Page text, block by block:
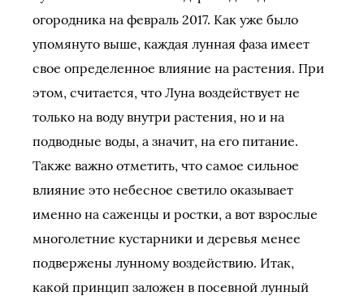
огородника на февраль 2017. Как уже было
упомянуто выше, каждая лунная фаза имеет
свое определенное влияние на растения. При
этом, считается, что Луна воздействует не
только на воду внутри растения, но и на
подводные воды, а значит, на его питание.
Также важно отметить, что самое сильное
влияние это небесное светило оказывает
именно на саженцы и ростки, а вот взрослые
многолетние кустарники и деревья менее
подвержены лунному воздействию. Итак,
какой принцип заложен в посевной лунный